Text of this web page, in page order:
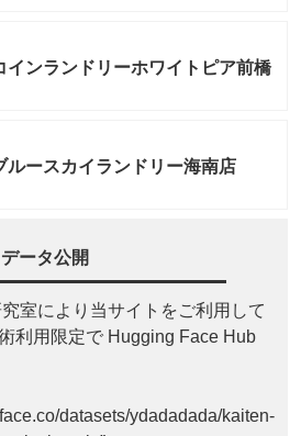
インランドリーホワイトピア前橋
ルースカイランドリー海南店
ータ公開
室により当サイトをご利用して
利用限定で Hugging Face Hub
datasets/ydadadada/kaiten-